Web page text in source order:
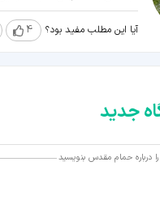
آیا این مطلب مفید بود؟ 4
جدید
درباره حمام مقدس بنویسید